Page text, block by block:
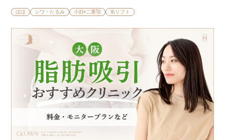
ほほ シワ・たるみ 小顔•二重顎 糸リフト